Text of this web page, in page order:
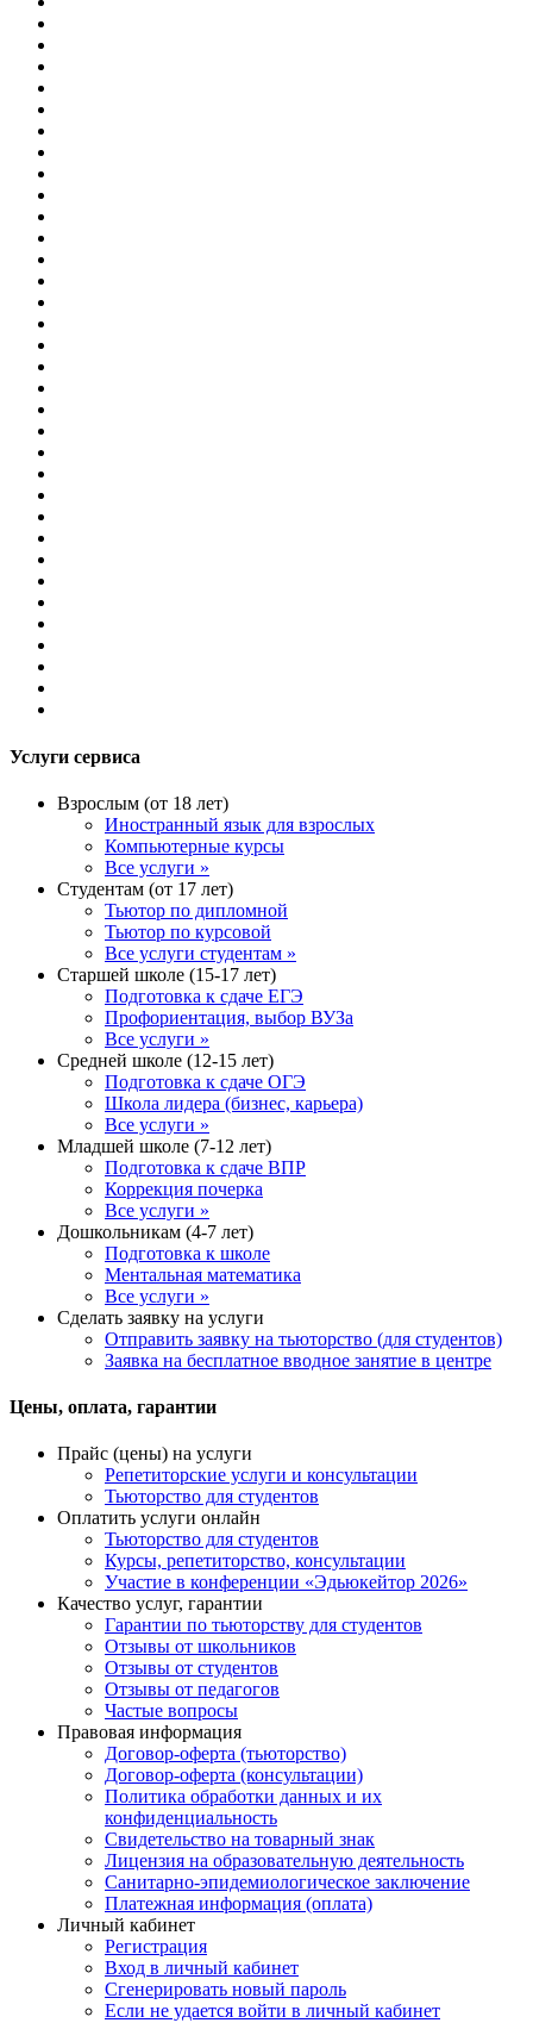
Услуги сервиса
Взрослым (от 18 лет)
Иностранный язык для взрослых
Компьютерные курсы
Все услуги »
Студентам (от 17 лет)
Тьютор по дипломной
Тьютор по курсовой
Все услуги студентам »
Старшей школе (15-17 лет)
Подготовка к сдаче ЕГЭ
Профориентация, выбор ВУЗа
Все услуги »
Средней школе (12-15 лет)
Подготовка к сдаче ОГЭ
Школа лидера (бизнес, карьера)
Все услуги »
Младшей школе (7-12 лет)
Подготовка к сдаче ВПР
Коррекция почерка
Все услуги »
Дошкольникам (4-7 лет)
Подготовка к школе
Ментальная математика
Все услуги »
Сделать заявку на услуги
Отправить заявку на тьюторство (для студентов)
Заявка на бесплатное вводное занятие в центре
Цены, оплата, гарантии
Прайс (цены) на услуги
Репетиторские услуги и консультации
Тьюторство для студентов
Оплатить услуги онлайн
Тьюторство для студентов
Курсы, репетиторство, консультации
Участие в конференции «Эдьюкейтор 2026»
Качество услуг, гарантии
Гарантии по тьюторству для студентов
Отзывы от школьников
Отзывы от студентов
Отзывы от педагогов
Частые вопросы
Правовая информация
Договор-оферта (тьюторство)
Договор-оферта (консультации)
Политика обработки данных и их
конфиденциальность
Свидетельство на товарный знак
Лицензия на образовательную деятельность
Санитарно-эпидемиологическое заключение
Платежная информация (оплата)
Личный кабинет
Регистрация
Вход в личный кабинет
Сгенерировать новый пароль
Если не удается войти в личный кабинет